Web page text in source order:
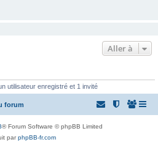
Aller à
utilisateur enregistré et 1 invité
forum
® Forum Software © phpBB Limited
parphpBB-fr.com